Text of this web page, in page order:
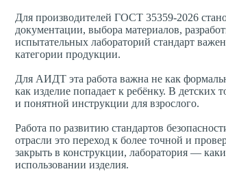
Для производителей ГОСТ 35359-2026
документации, выбора материалов,
испытательных лабораторий стандарт
категории продукции.
Для АИДТ эта работа важна не как
как изделие попадает к ребёнку. В детских
и понятной инструкции для взрослого.
Работа по развитию стандартов
отрасли это переход к более точной и
закрыть в конструкции, лаборатория —
использовании изделия.